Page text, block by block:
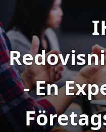
- En